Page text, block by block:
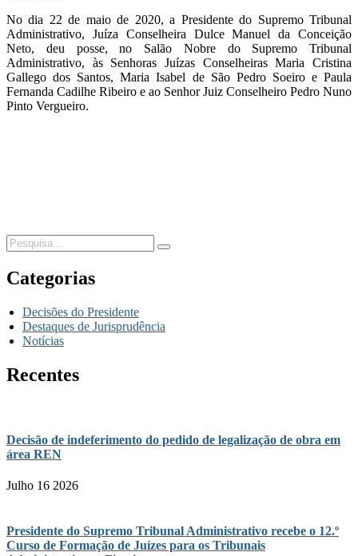
No dia 22 de maio de 2020, a Presidente do Supremo Tribunal
Administrativo, Juíza Conselheira Dulce Manuel da Conceição
Neto, deu posse, no Salão Nobre do Supremo Tribunal
Administrativo, às Senhoras Juízas Conselheiras Maria Cristina
Gallego dos Santos, Maria Isabel de São Pedro Soeiro e Paula
Fernanda Cadilhe Ribeiro e ao Senhor Juiz Conselheiro Pedro Nuno
Pinto Vergueiro.
Categorias
Decisões do Presidente
Destaques de Jurisprudência
Notícias
Recentes
Decisão de indeferimento do pedido de legalização de obra em
área REN
Julho 16 2026
Presidente do Supremo Tribunal Administrativo recebe o 12.º
Curso de Formação de Juízes para os Tribunais